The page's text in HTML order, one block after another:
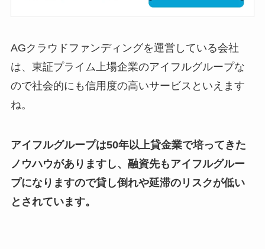
AGクラウドファンディングを運営している会社
は、東証プライム上場企業のアイフルグループな
ので社会的にも信用度の高いサービスといえます
ね。
アイフルグループは50年以上貸金業で培ってきた
ノウハウがありますし、融資先もアイフルグルー
プになりますので貸し倒れや延滞のリスクが低い
とされています。